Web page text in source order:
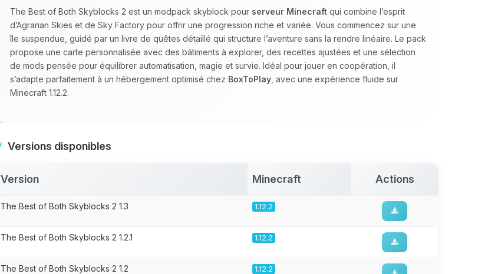
The Best of Both Skyblocks 2 est un modpack skyblock pour serveur Minecraft qui combine l’esprit
d’Agrarian Skies et de Sky Factory pour offrir une progression riche et variée. Vous commencez sur une
île suspendue, guidé par un livre de quêtes détaillé qui structure l’aventure sans la rendre linéaire. Le pack
propose une carte personnalisée avec des bâtiments à explorer, des recettes ajustées et une sélection
de mods pensée pour équilibrer automatisation, magie et survie. Idéal pour jouer en coopération, il
s’adapte parfaitement à un hébergement optimisé chez BoxToPlay , avec une expérience fluide sur
Minecraft 1.12.2.
Versions disponibles
Version Minecraft Actions
The Best of Both Skyblocks 2 1.3 1.12.2
The Best of Both Skyblocks 2 1.2.1 1.12.2
The Best of Both Skyblocks 2 1.2 1.12.2